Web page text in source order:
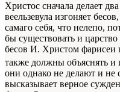
Христос сначала делает
веельзевула изгоняет
самаго себя, что нелепо,
бы существовать и
бесов И. Христом фарисеи
также должны объяснять и
они однако не делают и не
высказывает верное